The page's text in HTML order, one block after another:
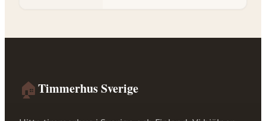
🏠Timmerhus Sverige